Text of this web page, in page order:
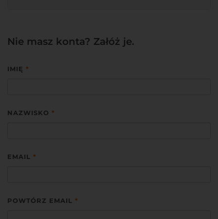
Nie masz konta? Załóż je.
IMIĘ *
NAZWISKO *
EMAIL *
POWTÓRZ EMAIL *